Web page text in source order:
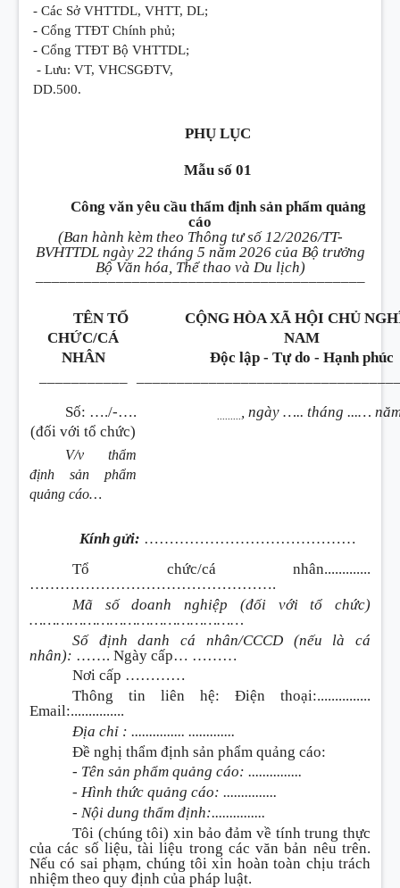
- Các Sở VHTTDL, VHTT, DL;
- Cổng TTĐT Chính phủ;
- Cổng TTĐT Bộ VHTTDL;
- Lưu: VT, VHCSGĐTV,
DD.500.
PHỤ LỤC
Mẫu số 01
Công văn yêu cầu thẩm định sản phẩm quảng
cáo
(Ban hành kèm theo Thông tư số 12/2026/TT-
BVHTTDL ngày 22 tháng 5 năm 2026 của Bộ trưởng
Bộ Văn hóa, Thể thao và Du lịch)
_________________________________________
TÊN TỔ
CHỨC/CÁ
NHÂN
CỘNG HÒA XÃ HỘI CHỦ
NAM
Độc lập - Tự do - Hạnh phúc
Số: …./-….
(đối với tổ chức)
V/v thẩm
định sản phẩm
quảng cáo…
......... , ngày ….. tháng ...…
Kính gửi: ……………………………………
Tổ chức/cá nhân.............
………………………………………….
Mã số doanh nghiệp (đối với tổ chức)
…………………………………………
Số định danh cá nhân/CCCD (nếu là cá
nhân): ……. Ngày cấp… ………
Nơi cấp …………
Thông tin liên hệ: Điện thoại:...............
Email:...............
Địa chỉ : ............... .............
Đề nghị thẩm định sản phẩm quảng cáo:
- Tên sản phẩm quảng cáo: ...............
- Hình thức quảng cáo: ...............
- Nội dung thẩm định:...............
Tôi (chúng tôi) xin bảo đảm về tính trung thực
của các số liệu, tài liệu trong các văn bản nêu trên.
Nếu có sai phạm, chúng tôi xin hoàn toàn chịu trách
nhiệm theo quy định của pháp luật.